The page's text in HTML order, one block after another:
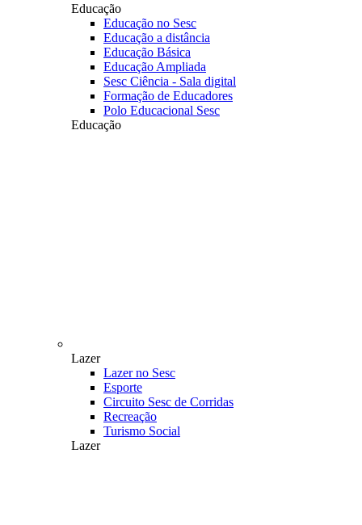
Educação
Educação no Sesc
Educação a distância
Educação Básica
Educação Ampliada
Sesc Ciência - Sala digital
Formação de Educadores
Polo Educacional Sesc
Educação
Lazer
Lazer no Sesc
Esporte
Circuito Sesc de Corridas
Recreação
Turismo Social
Lazer